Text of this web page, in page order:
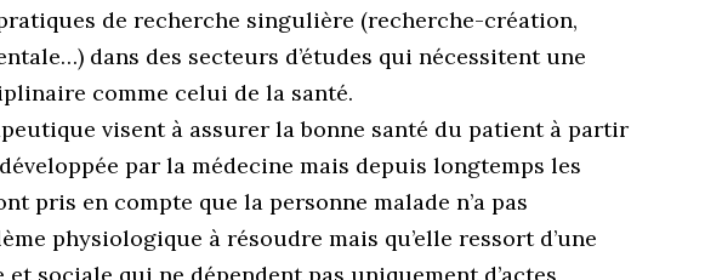
de recherche singulière (recherche-création,
dans des secteurs d’études qui nécessitent une
comme celui de la santé.
visent à assurer la bonne santé du patient à partir
par la médecine mais depuis longtemps les
pris en compte que la personne malade n’a pas
physiologique à résoudre mais qu’elle ressort d’une